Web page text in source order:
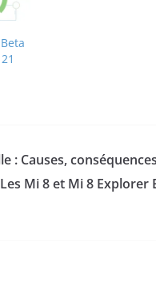
: Causes,
Mi 8 et Mi 8 Explorer